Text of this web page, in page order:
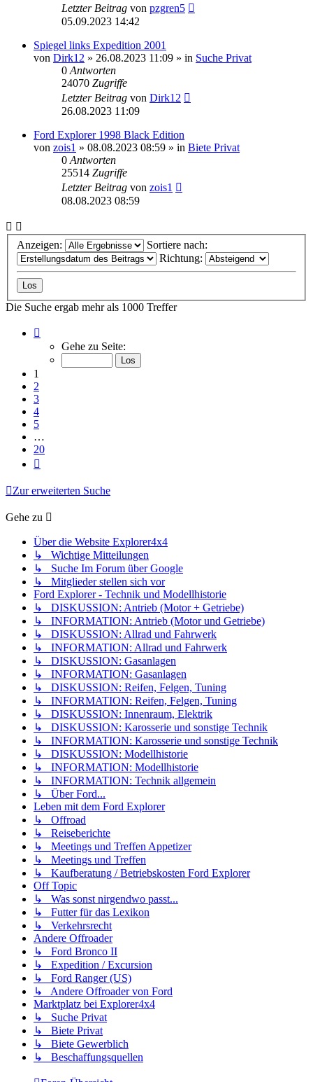
Letzter Beitrag von pzgren5
05.09.2023 14:42
Spiegel links Expedition 2001
von Dirk12 » 26.08.2023 11:09 » in Suche Privat
0 Antworten
24070 Zugriffe
Letzter Beitrag von Dirk12
26.08.2023 11:09
Ford Explorer 1998 Black Edition
von zois1 » 08.08.2023 08:59 » in Biete Privat
0 Antworten
25514 Zugriffe
Letzter Beitrag von zois1
08.08.2023 08:59
Anzeigen:
Sortiere nach:
Richtung:
Die Suche ergab mehr als 1000 Treffer
von
Gehe zu Seite:
1
2
3
4
5
…
20
Zur erweiterten Suche
Gehe zu
Über die Website Explorer4x4
↳ Wichtige Mitteilungen
↳ Suche Im Forum über Google
↳ Mitglieder stellen sich vor
Ford Explorer - Technik und Modellhistorie
↳ DISKUSSION: Antrieb (Motor + Getriebe)
↳ INFORMATION: Antrieb (Motor und Getriebe)
↳ DISKUSSION: Allrad und Fahrwerk
↳ INFORMATION: Allrad und Fahrwerk
↳ DISKUSSION: Gasanlagen
↳ INFORMATION: Gasanlagen
↳ DISKUSSION: Reifen, Felgen, Tuning
↳ INFORMATION: Reifen, Felgen, Tuning
↳ DISKUSSION: Innenraum, Elektrik
↳ DISKUSSION: Karosserie und sonstige Technik
↳ INFORMATION: Karosserie und sonstige Technik
↳ DISKUSSION: Modellhistorie
↳ INFORMATION: Modellhistorie
↳ INFORMATION: Technik allgemein
↳ Über Ford...
Leben mit dem Ford Explorer
↳ Offroad
↳ Reiseberichte
↳ Meetings und Treffen Appetizer
↳ Meetings und Treffen
↳ Kaufberatung / Betriebskosten Ford Explorer
Off Topic
↳ Was sonst nirgendwo passt...
↳ Futter für das Lexikon
↳ Verkehrsrecht
Andere Offroader
↳ Ford Bronco II
↳ Expedition / Excursion
↳ Ford Ranger (US)
↳ Andere Offroader von Ford
Marktplatz bei Explorer4x4
↳ Suche Privat
↳ Biete Privat
↳ Biete Gewerblich
↳ Beschaffungsquellen